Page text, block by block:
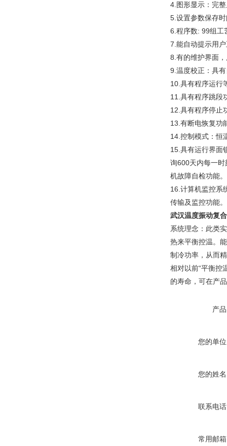
4.图形显示：完
5.设置参数保存
6.程序数: 99组工
7.能自动提示用
8.有的维护界面
9.温度校正：具
10.具有程序运行
11.具有程序跳段
12.具有程序停止
13.有断电恢复功
14.控制模式：恒
15.具有运行界面
询600天内每一
机故障自检功能。
16.计算机监控系
传输及监控功能
武汉温度振动复
系统理念：此类
热来平衡控温。
制冷功率，从而
相对以前“平衡控
的寿命，可在产
产
您的单
您的姓
联系电
常用邮